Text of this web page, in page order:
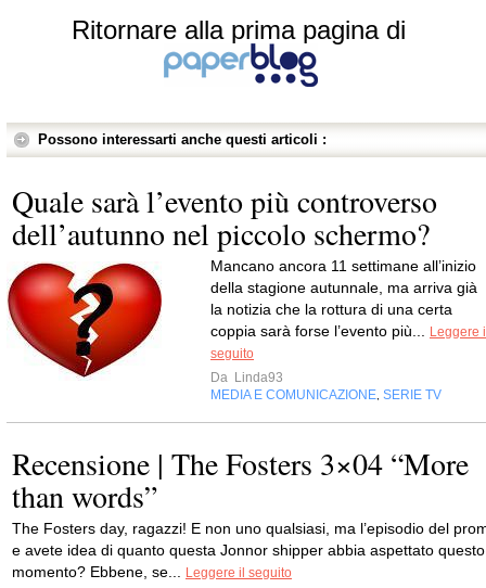
Ritornare alla prima pagina di
Possono interessarti anche questi articoli :
Quale sarà l’evento più controverso
dell’autunno nel piccolo schermo?
Mancano ancora 11 settimane all’inizio
della stagione autunnale, ma arriva già
la notizia che la rottura di una certa
coppia sarà forse l’evento più...
Leggere
seguito
Da Linda93
MEDIA E COMUNICAZIONE SERIE TV
Recensione | The Fosters 3×04 “More
than words”
The Fosters day, ragazzi! E non uno qualsiasi, ma l’episodio del
e avete idea di quanto questa Jonnor shipper abbia aspettato questo
momento? Ebbene, se...
Leggere il seguito